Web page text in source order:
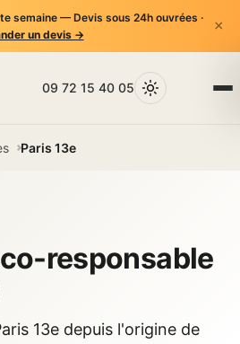
semaine — Devis sous 24h ouvrées ·
un devis →
×
09 72 15 40 05
Paris 13e
responsable
13e depuis l'origine de